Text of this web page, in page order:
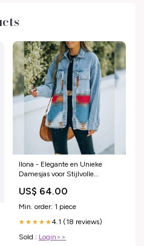
Ilona - Elegante en Unieke
Damesjas voor Stijlvolle
US$ 64.00
Min. order: 1 piece
★★★★★4.1 (18 reviews)
Sold : Login>>